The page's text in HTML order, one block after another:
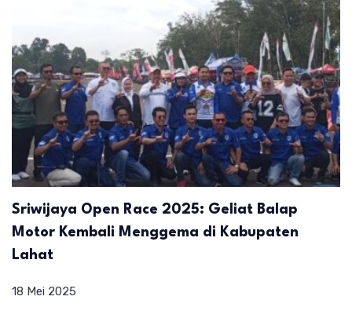
Sriwijaya Open Race 2025: Geliat Balap
Motor Kembali Menggema di Kabupaten
Lahat
18 Mei 2025